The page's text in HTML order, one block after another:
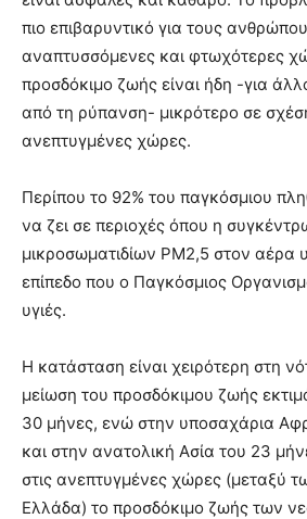
πιο επιβαρυντικό για τους
αναπτυσσόμενες και φτωχότερες
προσδόκιμο ζωής είναι ήδη -για
από τη ρύπανση- μικρότερο σε
ανεπτυγμένες χώρες.
Περίπου το 92% του παγκόσμιου
να ζει σε περιοχές όπου η
μικροσωματιδίων ΡΜ2,5 στον αέρα
επίπεδο που ο Παγκόσμιος
υγιές.
Η κατάσταση είναι χειρότερη στη
μείωση του προσδόκιμου ζωής
30 μήνες, ενώ στην υποσαχάρια
και στην ανατολική Ασία του 23
στις ανεπτυγμένες χώρες (μεταξύ
Ελλάδα) το προσδόκιμο ζωής των